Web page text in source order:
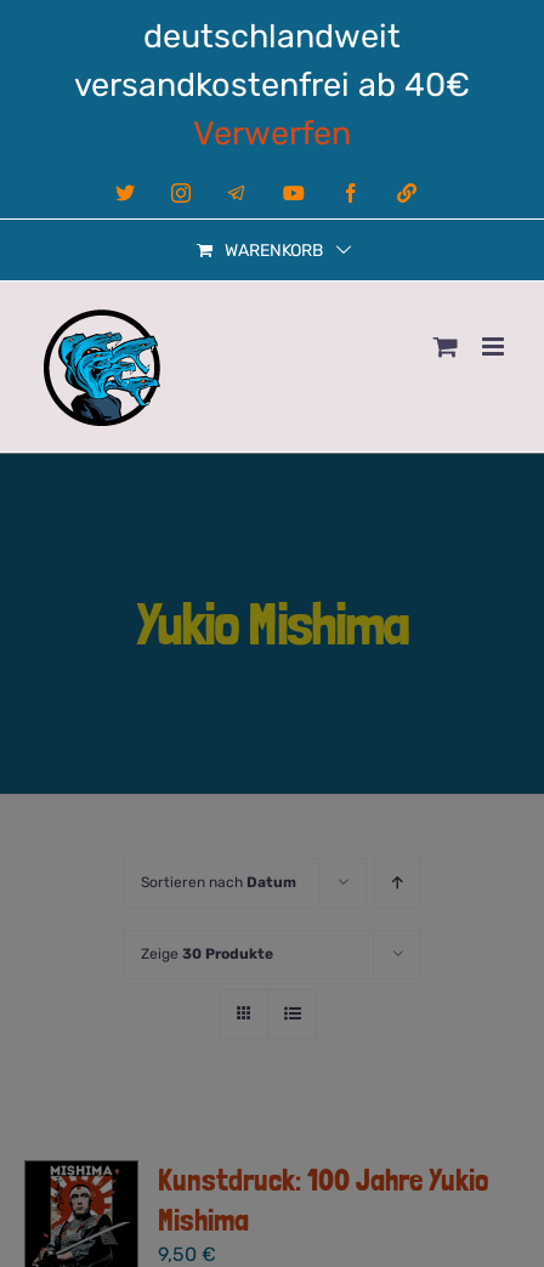
deutschlandweit
versandkostenfrei ab 40€
Verwerfen
X InstagramTelegram YouTube FacebookLinktree
WARENKORB
Yukio Mishima
Sortieren nach Datum
Zeige 30 Produkte
Kunstdruck: 100 Jahre Yukio
Mishima
9,50€